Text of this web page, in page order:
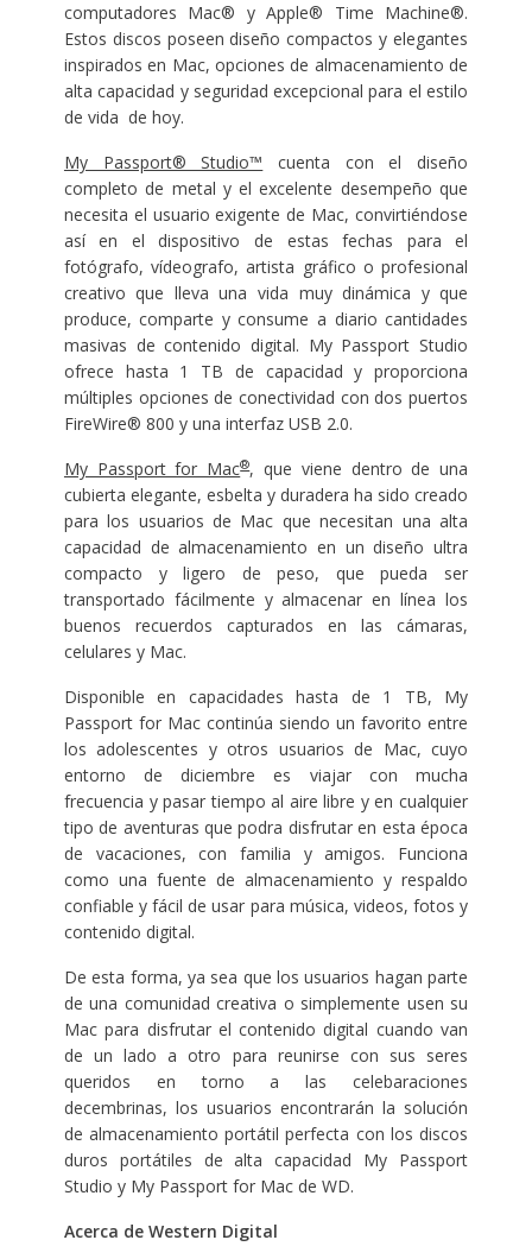
computadores Mac® y Apple® Time Machine®.
Estos discos poseen diseño compactos y elegantes
inspirados en Mac, opciones de almacenamiento de
alta capacidad y seguridad excepcional para el estilo
de vida de hoy.
My Passport® Studio™ cuenta con el diseño
completo de metal y el excelente desempeño que
necesita el usuario exigente de Mac, convirtiéndose
así en el dispositivo de estas fechas para el
fotógrafo, vídeografo, artista gráfico o profesional
creativo que lleva una vida muy dinámica y que
produce, comparte y consume a diario cantidades
masivas de contenido digital. My Passport Studio
ofrece hasta 1 TB de capacidad y proporciona
múltiples opciones de conectividad con dos puertos
FireWire® 800 y una interfaz USB 2.0.
My Passport for Mac®, que viene dentro de una
cubierta elegante, esbelta y duradera ha sido creado
para los usuarios de Mac que necesitan una alta
capacidad de almacenamiento en un diseño ultra
compacto y ligero de peso, que pueda ser
transportado fácilmente y almacenar en línea los
buenos recuerdos capturados en las cámaras,
celulares y Mac.
Disponible en capacidades hasta de 1 TB, My
Passport for Mac continúa siendo un favorito entre
los adolescentes y otros usuarios de Mac, cuyo
entorno de diciembre es viajar con mucha
frecuencia y pasar tiempo al aire libre y en cualquier
tipo de aventuras que podra disfrutar en esta época
de vacaciones, con familia y amigos. Funciona
como una fuente de almacenamiento y respaldo
confiable y fácil de usar para música, videos, fotos y
contenido digital.
De esta forma, ya sea que los usuarios hagan parte
de una comunidad creativa o simplemente usen su
Mac para disfrutar el contenido digital cuando van
de un lado a otro para reunirse con sus seres
queridos en torno a las celebaraciones
decembrinas, los usuarios encontrarán la solución
de almacenamiento portátil perfecta con los discos
duros portátiles de alta capacidad My Passport
Studio y My Passport for Mac de WD.
Acerca de Western Digital